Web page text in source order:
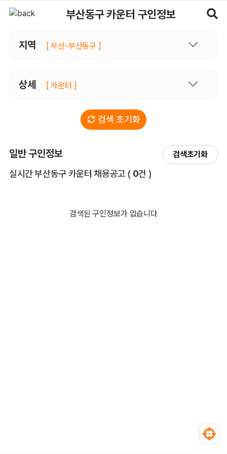
부산동구 카운터 구인정보
지역 [ 부산-부산동구 ]
상세 [ 카운터 ]
검색 초기화
일반 구인정보 검색초기화
실시간 부산동구 카운터 채용공고 전체 목록
( 0건 )
검색된 구인정보가 없습니다